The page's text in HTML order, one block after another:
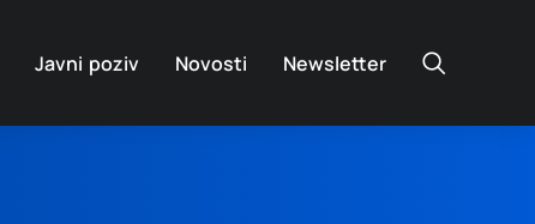
Javni poziv Novosti Newsletter